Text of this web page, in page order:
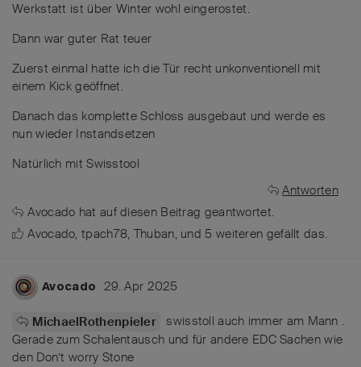
Werkstatt ist über Winter wohl eingerostet.
Dann war guter Rat teuer
Zuerst einmal hatte ich die Tür recht unkonventionell mit
einem Kick geöffnet.
Danach das komplette Schloss ausgebaut und werde es
nun wieder Instandsetzen
Natürlich mit Swisstool
Antworten
Avocado hat auf diesen Beitrag geantwortet.
Avocado,tpach78, Thuban, und 5 weiteren gefällt das.
Avocado 29. Apr 2025
MichaelRothenpieler
swisstoll auch immer am Mann .
Gerade zum Schalentausch und für andere EDC Sachen wie
den Don’t worry Stone